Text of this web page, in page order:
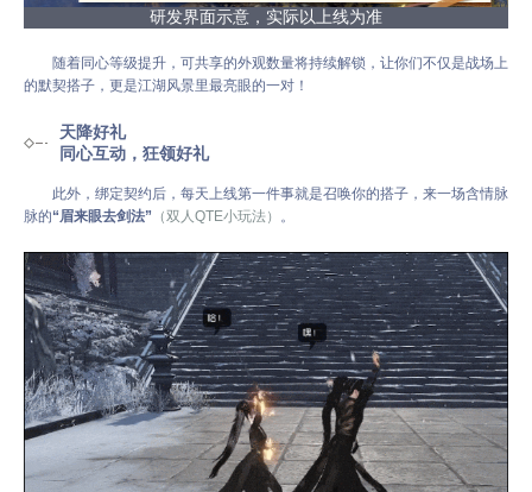
研发界面示意，实际以上线为准
随着同心等级提升，可共享的外观数量将持续解锁，让你们不仅是战场上
的默契搭子，更是江湖风景里最亮眼的一对！
天降好礼
同心互动，狂领好礼
此外，绑定契约后，每天上线第一件事就是召唤你的搭子，来一场含情脉
脉的“眉来眼去剑法” （双人QTE小玩法） 。